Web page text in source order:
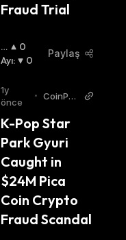
Fraud Trial
B
O
A
:
0
Ayı: 0
Paylaş
1y
önce
• CoinPed
K-Pop Star
Park Gyuri
Caught in
$24M Pica
Coin Crypto
Fraud Scandal